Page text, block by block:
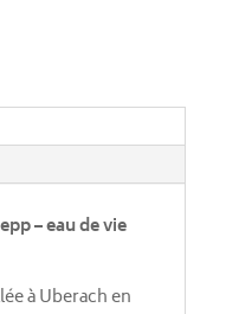
– eau de vie
à Uberach en